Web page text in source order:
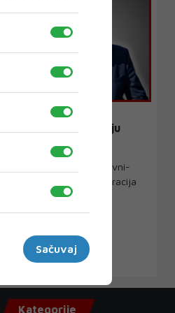
RS-A TVRDI
na svaku izdaju
Bradvica dragan@dnevni-
je Trumpova administracija
Sačuvaj
Kategorije